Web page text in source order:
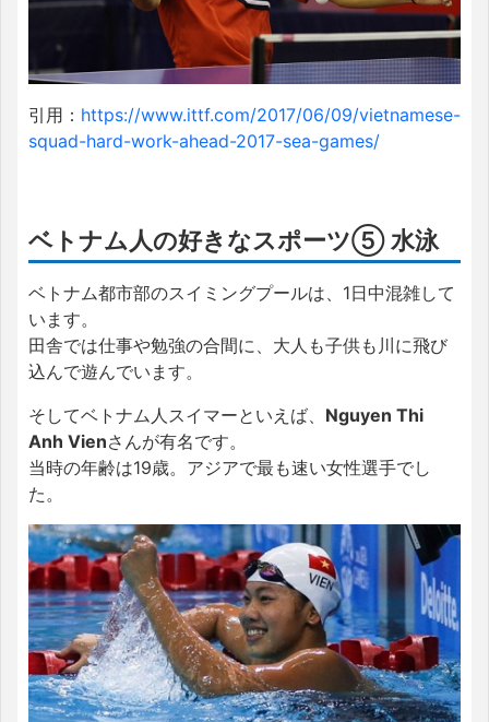
引用： https://www.ittf.com/2017/06/09/vietnamese-
squad-hard-work-ahead-2017-sea-games/
ベトナム人の好きなスポーツ⑤ 水泳
ベトナム都市部のスイミングプールは、1日中混雑して
います。
田舎では仕事や勉強の合間に、大人も子供も川に飛び
込んで遊んでいます。
そしてベトナム人スイマーといえば、 Nguyen Thi
Anh Vienさんが有名です。
当時の年齢は19歳。アジアで最も速い女性選手でし
た。